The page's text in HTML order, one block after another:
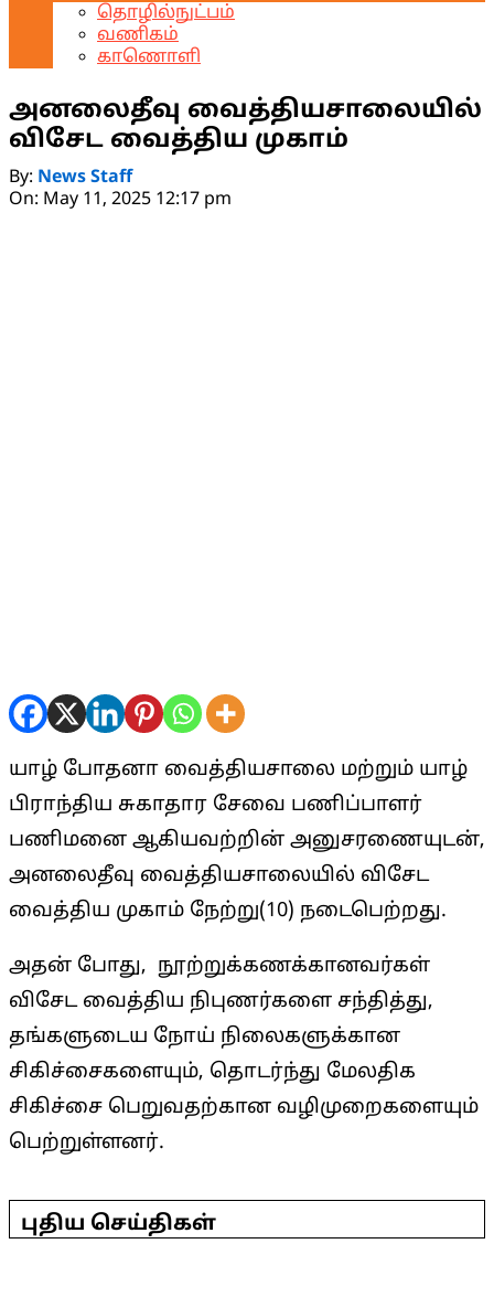
தொழில்நுட்பம்
வணிகம்
காணொளி
அனலைதீவு வைத்தியசாலையில்
விசேட வைத்திய முகாம்
By: News Staff
On: May 11, 2025 12:17 pm
யாழ் போதனா வைத்தியசாலை மற்றும் யாழ்
பிராந்திய சுகாதார சேவை பணிப்பாளர்
பணிமனை ஆகியவற்றின் அனுசரணையுடன்,
அனலைதீவு வைத்தியசாலையில் விசேட
வைத்திய முகாம் நேற்று(10) நடைபெற்றது.
அதன் போது, நூற்றுக்கணக்கானவர்கள்
விசேட வைத்திய நிபுணர்களை சந்தித்து,
தங்களுடைய நோய் நிலைகளுக்கான
சிகிச்சைகளையும், தொடர்ந்து மேலதிக
சிகிச்சை பெறுவதற்கான வழிமுறைகளையும்
பெற்றுள்ளனர்.
05-
11புதிய செய்திகள்